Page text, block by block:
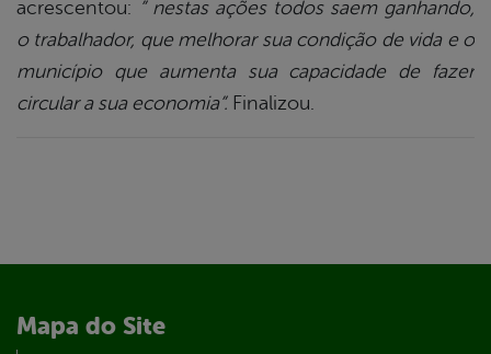
acrescentou: ” nestas ações todos saem ganhando,
o trabalhador, que melhorar sua condição de vida e o
município que aumenta sua capacidade de fazer
circular a sua economia”. Finalizou.
Mapa do Site